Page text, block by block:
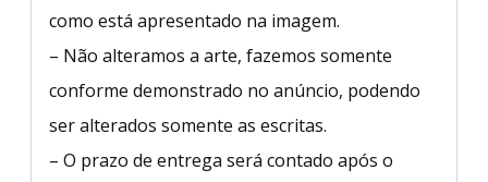
como está apresentado na imagem.
– Não alteramos a arte, fazemos somente
conforme demonstrado no anúncio, podendo
ser alterados somente as escritas.
– O prazo de entrega será contado após o